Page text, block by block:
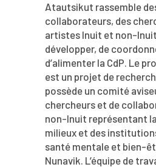
Atautsikut rassemble
collaborateurs, des
artistes Inuit et non-
développer, de
d’alimenter la CdP. Le
est un projet de
possède un comité
chercheurs et de
non-Inuit représentant
milieux et des
santé mentale et bien-
Nunavik. L’équipe de